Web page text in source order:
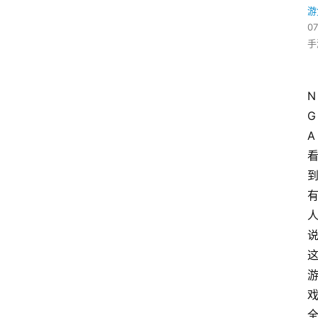
N
G
A
看
到
有
人
说
这
游
戏
全